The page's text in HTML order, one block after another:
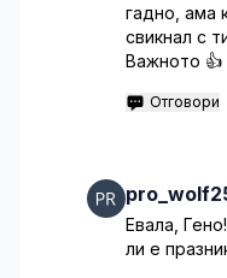
гадно, ама
свикнал с
Важното 👍
Отговори
Евала,
ли е